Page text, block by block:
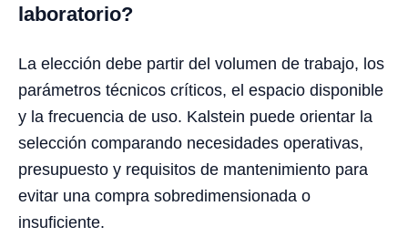
laboratorio?
La elección debe partir del volumen de trabajo, los
parámetros técnicos críticos, el espacio disponible
y la frecuencia de uso. Kalstein puede orientar la
selección comparando necesidades operativas,
presupuesto y requisitos de mantenimiento para
evitar una compra sobredimensionada o
insuficiente.